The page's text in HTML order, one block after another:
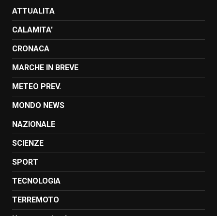
ATTUALITA
CALAMITA'
CRONACA
MARCHE IN BREVE
METEO PREV.
MONDO NEWS
NAZIONALE
SCIENZE
SPORT
TECNOLOGIA
TERREMOTO